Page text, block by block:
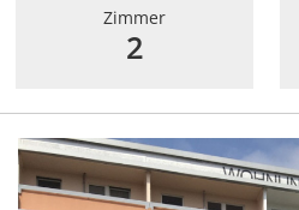
Zimmer
2